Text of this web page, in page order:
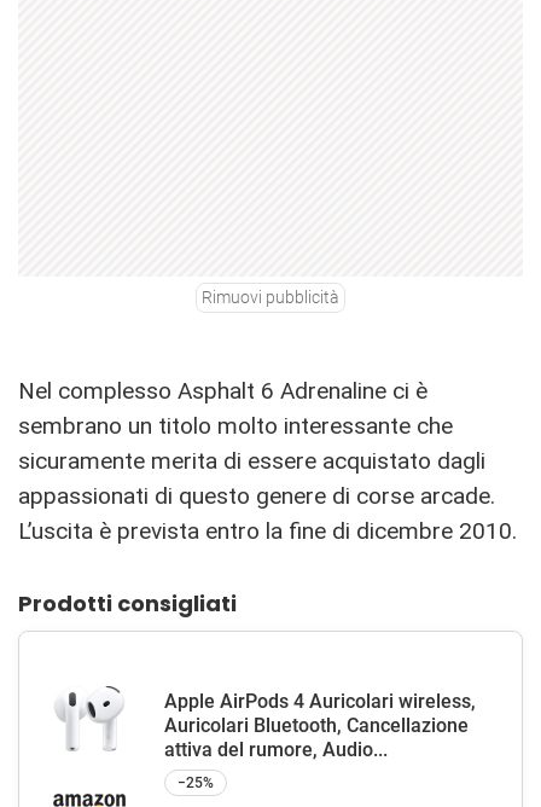
Rimuovi pubblicità
Nel complesso Asphalt 6 Adrenaline ci è
sembrano un titolo molto interessante che
sicuramente merita di essere acquistato dagli
appassionati di questo genere di corse arcade.
L’uscita è prevista entro la fine di dicembre 2010.
Prodotti consigliati
Apple AirPods 4 Auricolari wireless,
Auricolari Bluetooth, Cancellazione
attiva del rumore, Audio...
−25%